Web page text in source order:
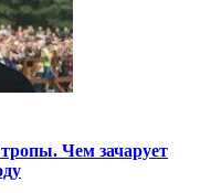
Чем зачарует